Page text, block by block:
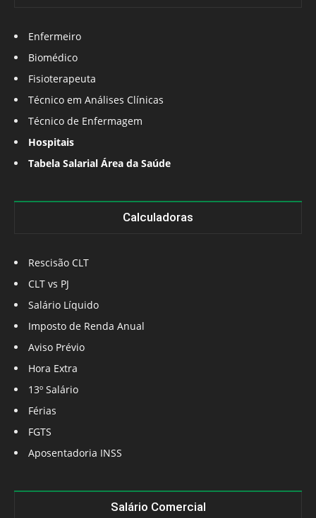
Enfermeiro
Biomédico
Fisioterapeuta
Técnico em Análises Clínicas
Técnico de Enfermagem
Hospitais
Tabela Salarial Área da Saúde
Calculadoras
Rescisão CLT
CLT vs PJ
Salário Líquido
Imposto de Renda Anual
Aviso Prévio
Hora Extra
13º Salário
Férias
FGTS
Aposentadoria INSS
Salário Comercial